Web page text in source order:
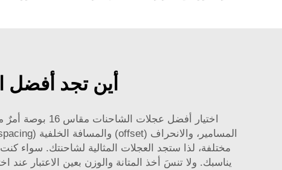
أين تجد أفضل
اختيار أفضل